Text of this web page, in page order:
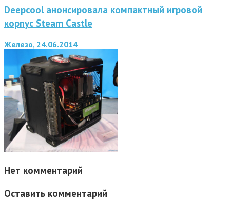
Deepcool анонсировала компактный игровой
корпус Steam Castle
Железо, 24.06.2014
Нет комментарий
Оставить комментарий